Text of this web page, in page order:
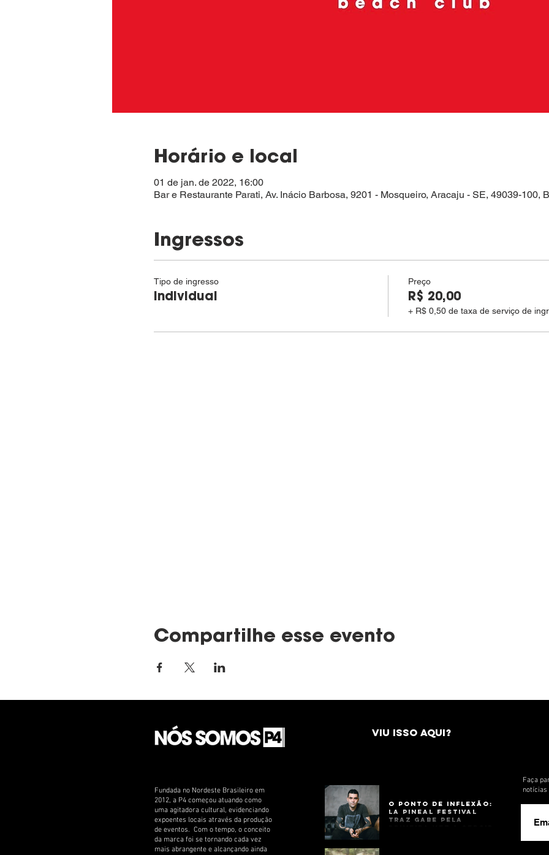
Horário e local
01 de jan. de 2022, 16:00
Bar e Restaurante Parati, Av. Inácio Barbosa, 9201 - Mosqueiro, Aracaju - SE, 49039-100,
Ingressos
Tipo de ingresso
Individual
Preço
R$ 20,00
+ R$ 0,50 de taxa de serviço de
Compartilhe esse evento
VIU ISSO AQUI?
Fundada no Nordeste Brasileiro em
2012, a P4 começou atuando como
uma agitadora cultural, evidenciando
expoentes locais através da produção
de eventos. Com o tempo, o conceito
da marca foi se tornando cada vez
mais abrangente e alcançando ainda
O Ponto de Inflexão:
La Pineal Festival
Traz Gabe Pela
Faça
notícias